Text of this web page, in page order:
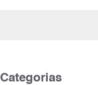
Categorias